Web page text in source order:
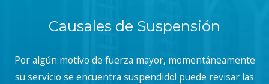
Causales de Suspensión
Por algún motivo de fuerza mayor, momentáneamente
su servicio se encuentra suspendido! puede revisar las